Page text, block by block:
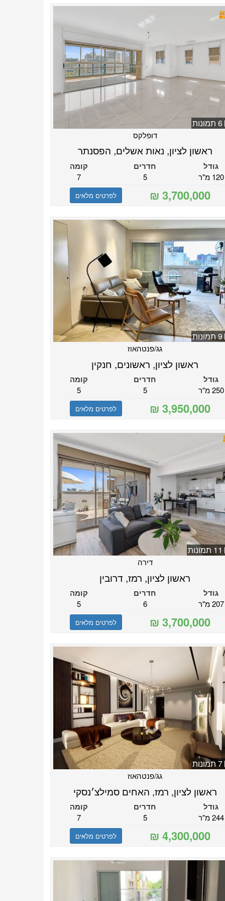
6 תמונות
דופלקס
ראשון לציון, נאות אשלים, הפסנתר
גודל
120 מ"ר
חדרים
5
קומה
7
לפרטים מלאים
9 תמונות
גג/פנטהאוז
ראשון לציון, ראשונים, חנקין
גודל
250 מ"ר
חדרים
5
קומה
5
לפרטים מלאים
11 תמונות
דירה
ראשון לציון, רמז, דרובין
גודל
207 מ"ר
חדרים
6
קומה
5
לפרטים מלאים
7 תמונות
גג/פנטהאוז
ראשון לציון, רמז, האחים סמילצ׳נסקי
גודל
244 מ"ר
חדרים
5
קומה
7
לפרטים מלאים